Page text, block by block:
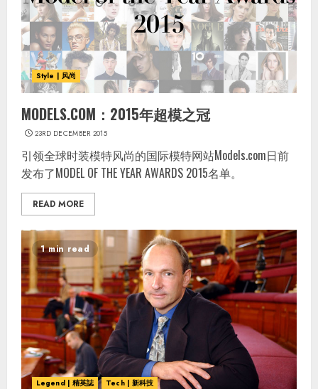
Style | 风尚
MODELS.COM：2015年超模之冠
23RD DECEMBER 2015
引领全球时装模特风尚的国际模特网站Models.com日前
发布了MODEL OF THE YEAR AWARDS 2015名单。
READ MORE
1 min read
Legend | 精英誌 Tech | 新科技